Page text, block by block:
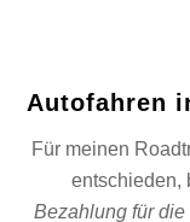
Autofahren
Für meinen
entschieden,
Bezahlung für